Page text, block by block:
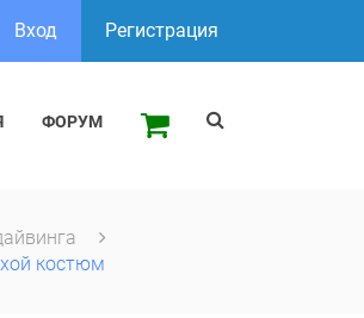
Вход Регистрация
ФОРУМ
костюм